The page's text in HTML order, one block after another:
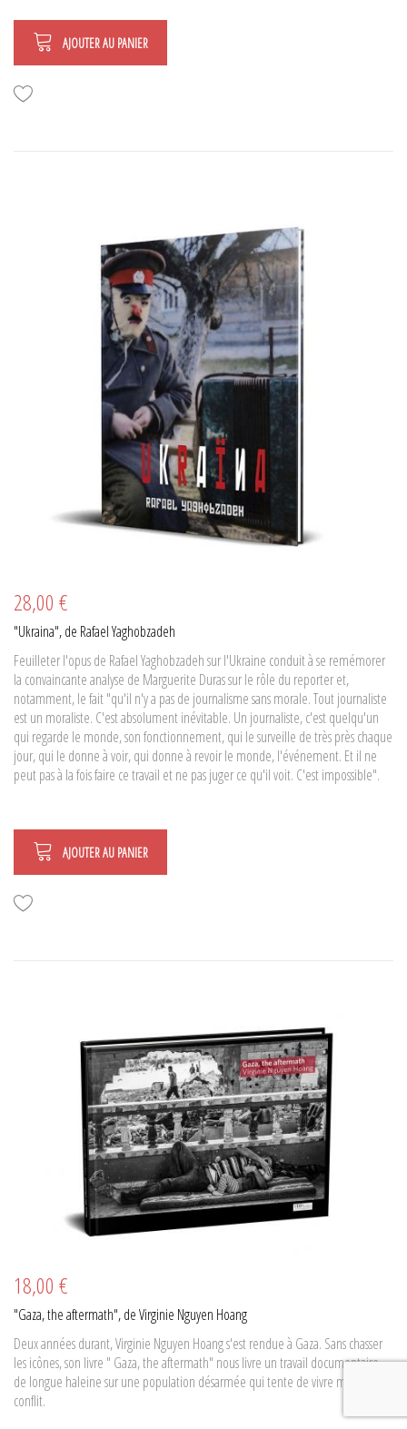
AJOUTER AU PANIER
28,00 €
"Ukraina", de Rafael Yaghobzadeh
Feuilleter l'opus de Rafael Yaghobzadeh sur l'Ukraine conduit à se remémorer
la convaincante analyse de Marguerite Duras sur le rôle du reporter et,
notamment, le fait "qu'il n'y a pas de journalisme sans morale. Tout journaliste
est un moraliste. C'est absolument inévitable. Un journaliste, c'est quelqu'un
qui regarde le monde, son fonctionnement, qui le surveille de très près chaque
jour, qui le donne à voir, qui donne à revoir le monde, l'événement. Et il ne
peut pas à la fois faire ce travail et ne pas juger ce qu'il voit. C'est impossible".
AJOUTER AU PANIER
18,00 €
"Gaza, the aftermath", de Virginie Nguyen Hoang
Deux années durant, Virginie Nguyen Hoang s'est rendue à Gaza. Sans chasser
les icônes, son livre " Gaza, the aftermath" nous livre un travail documentaire
de longue haleine sur une population désarmée qui tente de vivre malgré le
conflit.